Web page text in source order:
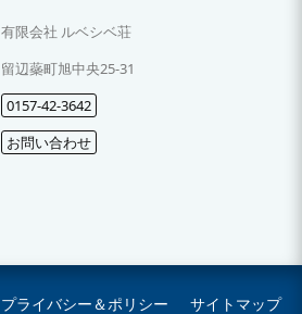
有限会社 ルベシベ荘
留辺蘂町旭中央25-31
0157-42-3642
お問い合わせ
プライバシー＆ポリシー サイトマップ